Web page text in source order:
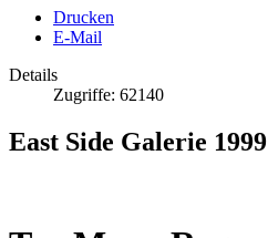
Drucken
E-Mail
Details
Zugriffe: 62140
East Side Galerie 1999